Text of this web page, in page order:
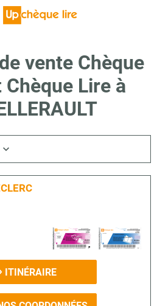
vente Chèque
Lire à
ITINÉRAIRE